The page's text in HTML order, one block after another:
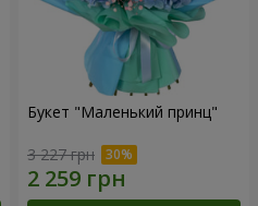
Букет "Маленький принц"
3 227 грн